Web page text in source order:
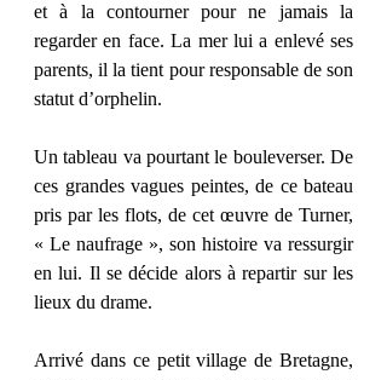
et à la contourner pour ne jamais la
regarder en face. La mer lui a enlevé ses
parents, il la tient pour responsable de son
statut d’orphelin.
Un tableau va pourtant le bouleverser. De
ces grandes vagues peintes, de ce bateau
pris par les flots, de cet œuvre de Turner,
« Le naufrage », son histoire va ressurgir
en lui. Il se décide alors à repartir sur les
lieux du drame.
Arrivé dans ce petit village de Bretagne,